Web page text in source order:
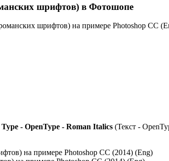
шрифтов) в Фотошопе
шрифтов) на примере Photoshop CC
Type - OpenType - Roman Italics (Текст -